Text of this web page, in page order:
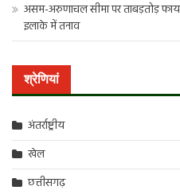
असम-अरुणाचल सीमा पर ताबड़तोड़
इलाके में तनाव
श्रेणियां
अंतर्राष्ट्रीय
खेल
छत्तीसगढ़